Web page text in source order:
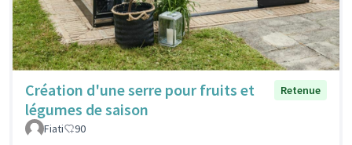
Création d'une serre pour fruits et
légumes de saison
Retenue
Fiati 90